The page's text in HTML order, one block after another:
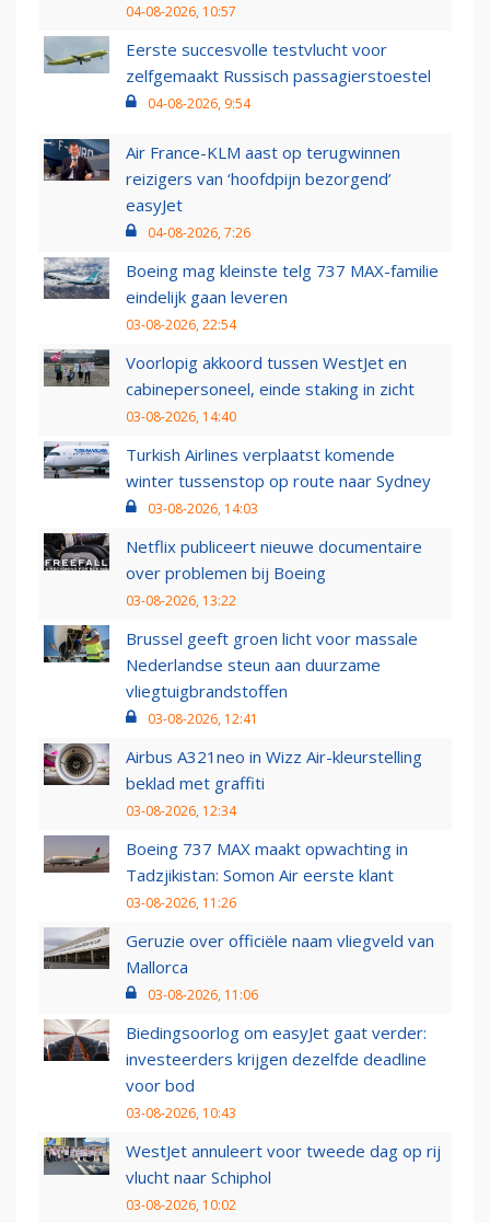
04-08-2026, 10:57
Eerste succesvolle testvlucht voor
zelfgemaakt Russisch passagierstoestel
04-08-2026, 9:54
Air France-KLM aast op terugwinnen
reizigers van ‘hoofdpijn bezorgend’
easyJet
04-08-2026, 7:26
Boeing mag kleinste telg 737 MAX-familie
eindelijk gaan leveren
03-08-2026, 22:54
Voorlopig akkoord tussen WestJet en
cabinepersoneel, einde staking in zicht
03-08-2026, 14:40
Turkish Airlines verplaatst komende
winter tussenstop op route naar Sydney
03-08-2026, 14:03
Netflix publiceert nieuwe documentaire
over problemen bij Boeing
03-08-2026, 13:22
Brussel geeft groen licht voor massale
Nederlandse steun aan duurzame
vliegtuigbrandstoffen
03-08-2026, 12:41
Airbus A321neo in Wizz Air-kleurstelling
beklad met graffiti
03-08-2026, 12:34
Boeing 737 MAX maakt opwachting in
Tadzjikistan: Somon Air eerste klant
03-08-2026, 11:26
Geruzie over officiële naam vliegveld van
Mallorca
03-08-2026, 11:06
Biedingsoorlog om easyJet gaat verder:
investeerders krijgen dezelfde deadline
voor bod
03-08-2026, 10:43
WestJet annuleert voor tweede dag op rij
vlucht naar Schiphol
03-08-2026, 10:02